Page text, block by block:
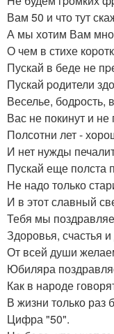
Вам 50 и что тут
А мы хотим Вам
О чем в стихе
Пускай в беде не
Пускай pодители
Веселье, бодpость,
Вас не покинут и не
Полсотни лет -
И нет нужды
Пускай еще полста
Не надо только
И в этот славный
Тебя мы
Здоровья, счастья
От всей души
Юбиляра
Как в народе
В жизни только раз
Цифра "50".